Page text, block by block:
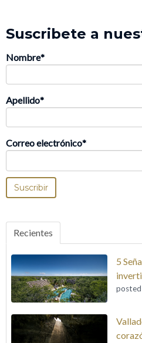
Suscribete a
Nombre*
Apellido*
Correo electrónico*
Recientes
5